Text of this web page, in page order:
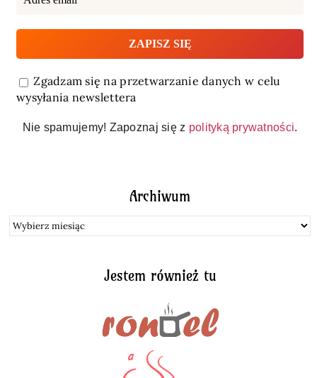
Zgadzam się na przetwarzanie danych w celu
wysyłania newslettera
Nie spamujemy! Zapoznaj się z polityką prywatności.
Archiwum
Archiwum
Jestem również tu